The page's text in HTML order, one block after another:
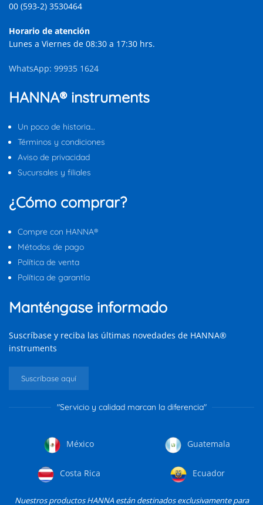
00 (593-2) 3530464
Horario de atención
Lunes a Viernes de 08:30 a 17:30 hrs.
WhatsApp: 99935 1624
HANNA® instruments
Un poco de historia…
Términos y condiciones
Aviso de privacidad
Sucursales y filiales
¿Cómo comprar?
Compre con HANNA®
Métodos de pago
Política de venta
Política de garantía
Manténgase informado
Suscríbase y reciba las últimas novedades de HANNA®
instruments
Suscríbase aquí
"Servicio y calidad marcan la diferencia"
México Guatemala
Costa Rica Ecuador
Nuestros productos HANNA están destinados exclusivamente para